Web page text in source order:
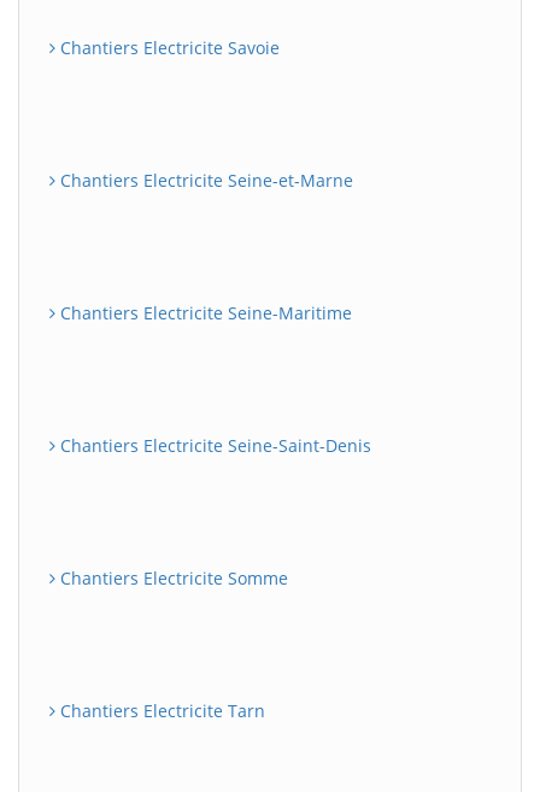
Chantiers Electricite Savoie
Chantiers Electricite Seine-et-Marne
Chantiers Electricite Seine-Maritime
Chantiers Electricite Seine-Saint-Denis
Chantiers Electricite Somme
Chantiers Electricite Tarn